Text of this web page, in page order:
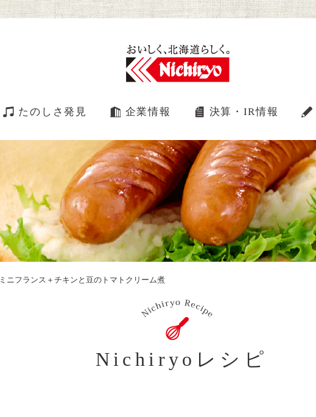
たのしさ発見 企業情報 決算・IR情報
ミニフランス＋チキンと豆のトマトクリーム煮
Nichiryoレシピ